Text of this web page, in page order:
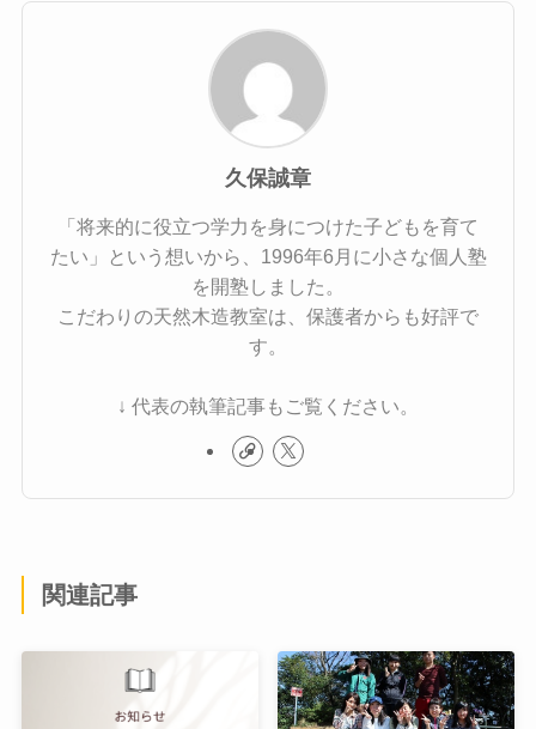
久保誠章
「将来的に役立つ学力を身につけた子どもを育て
たい」という想いから、1996年6月に小さな個人塾
を開塾しました。
こだわりの天然木造教室は、保護者からも好評で
す。
↓ 代表の執筆記事もご覧ください。
関連記事